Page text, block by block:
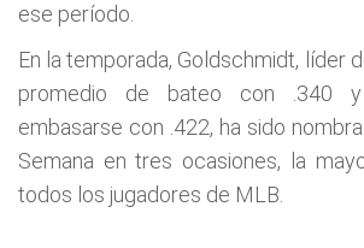
ese período.
En la temporada, Goldschmidt, líder
promedio de bateo con .340
embasarse con .422, ha sido
Semana en tres ocasiones, la
todos los jugadores de MLB.